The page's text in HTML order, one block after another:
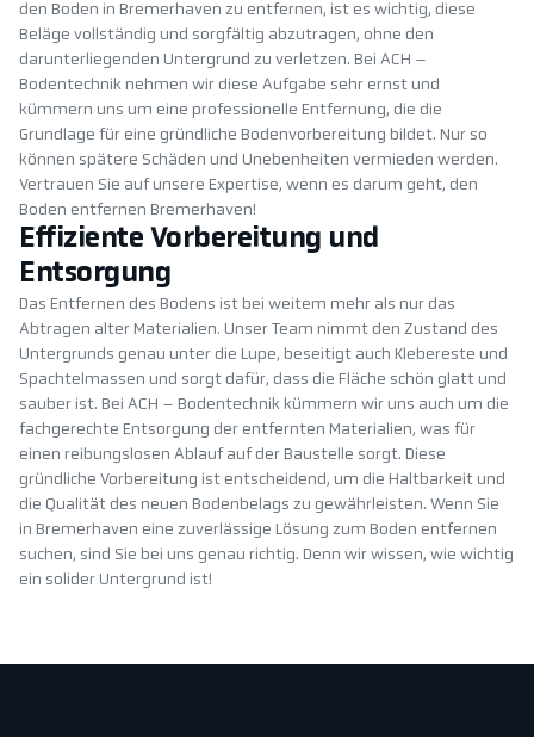
den Boden in Bremerhaven zu entfernen, ist es wichtig, diese
Beläge vollständig und sorgfältig abzutragen, ohne den
darunterliegenden Untergrund zu verletzen. Bei ACH –
Bodentechnik nehmen wir diese Aufgabe sehr ernst und
kümmern uns um eine professionelle Entfernung, die die
Grundlage für eine gründliche Bodenvorbereitung bildet. Nur so
können spätere Schäden und Unebenheiten vermieden werden.
Vertrauen Sie auf unsere Expertise, wenn es darum geht, den
Boden entfernen Bremerhaven!
Effiziente Vorbereitung und
Entsorgung
Das Entfernen des Bodens ist bei weitem mehr als nur das
Abtragen alter Materialien. Unser Team nimmt den Zustand des
Untergrunds genau unter die Lupe, beseitigt auch Klebereste und
Spachtelmassen und sorgt dafür, dass die Fläche schön glatt und
sauber ist. Bei ACH – Bodentechnik kümmern wir uns auch um die
fachgerechte Entsorgung der entfernten Materialien, was für
einen reibungslosen Ablauf auf der Baustelle sorgt. Diese
gründliche Vorbereitung ist entscheidend, um die Haltbarkeit und
die Qualität des neuen Bodenbelags zu gewährleisten. Wenn Sie
in Bremerhaven eine zuverlässige Lösung zum Boden entfernen
suchen, sind Sie bei uns genau richtig. Denn wir wissen, wie wichtig
ein solider Untergrund ist!